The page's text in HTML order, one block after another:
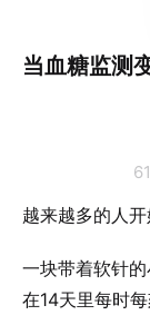
当血糖监测
越来越多的人开
一块带着软针
在14天里每时每